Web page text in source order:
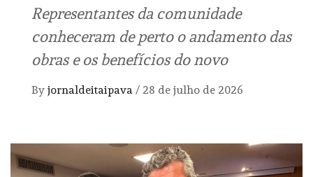
Representantes da comunidade
conheceram de perto o andamento das
obras e os benefícios do novo
By jornaldeitaipava / 28 de julho de 2026